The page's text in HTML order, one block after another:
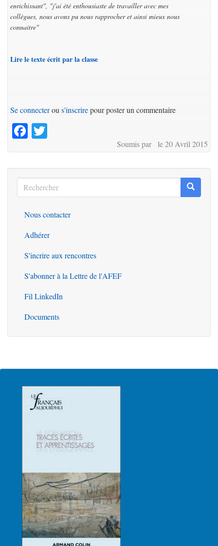
enrichissant", "j'ai été enthousiaste de travailler avec mes
collègues, nous avons pu nous rapprocher et ainsi mieux nous
connaitre"
Lire le texte écrit par la classe
Se connecterou s'inscrirepour poster un commentaire
Facebook
Soumis par le 20 Avril 2015
Rechercher
Rechercher
Outils
Nous contacter
Adhérer
S'incrire aux rencontres
S'abonner à la Lettre de l'AFEF
Fil LinkedIn
Documents